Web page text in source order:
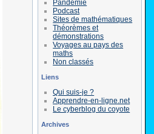
Pandémie
Podcast
Sites de mathématiques
Théorèmes et
démonstrations
Voyages au pays des
maths
Non classés
Liens
Qui suis-je ?
Apprendre-en-ligne.net
Le cyberblog du coyote
Archives